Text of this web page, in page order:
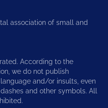
association of small and
According to the
we do not publish
and/or insults, even
and other symbols. All